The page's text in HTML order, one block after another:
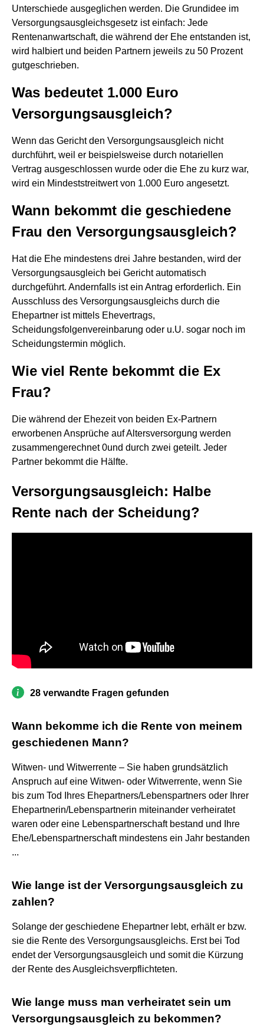
Unterschiede ausgeglichen werden. Die Grundidee im
Versorgungsausgleichsgesetz ist einfach: Jede
Rentenanwartschaft, die während der Ehe entstanden ist,
wird halbiert und beiden Partnern jeweils zu 50 Prozent
gutgeschrieben.
Was bedeutet 1.000 Euro
Versorgungsausgleich?
Wenn das Gericht den Versorgungsausgleich nicht
durchführt, weil er beispielsweise durch notariellen
Vertrag ausgeschlossen wurde oder die Ehe zu kurz war,
wird ein Mindeststreitwert von 1.000 Euro angesetzt.
Wann bekommt die geschiedene
Frau den Versorgungsausgleich?
Hat die Ehe mindestens drei Jahre bestanden, wird der
Versorgungsausgleich bei Gericht automatisch
durchgeführt. Andernfalls ist ein Antrag erforderlich. Ein
Ausschluss des Versorgungsausgleichs durch die
Ehepartner ist mittels Ehevertrags,
Scheidungsfolgenvereinbarung oder u.U. sogar noch im
Scheidungstermin möglich.
Wie viel Rente bekommt die Ex
Frau?
Die während der Ehezeit von beiden Ex-Partnern
erworbenen Ansprüche auf Altersversorgung werden
zusammengerechnet 0und durch zwei geteilt. Jeder
Partner bekommt die Hälfte.
Versorgungsausgleich: Halbe
Rente nach der Scheidung?
28 verwandte Fragen gefunden
Wann bekomme ich die Rente von meinem
geschiedenen Mann?
Witwen- und Witwerrente – Sie haben grundsätzlich
Anspruch auf eine Witwen- oder Witwerrente, wenn Sie
bis zum Tod Ihres Ehepartners/Lebenspartners oder Ihrer
Ehepartnerin/Lebenspartnerin miteinander verheiratet
waren oder eine Lebenspartnerschaft bestand und Ihre
Ehe/Lebenspartnerschaft mindestens ein Jahr bestanden
...
Wie lange ist der Versorgungsausgleich zu
zahlen?
Solange der geschiedene Ehepartner lebt, erhält er bzw.
sie die Rente des Versorgungsausgleichs. Erst bei Tod
endet der Versorgungsausgleich und somit die Kürzung
der Rente des Ausgleichsverpflichteten.
Wie lange muss man verheiratet sein um
Versorgungsausgleich zu bekommen?